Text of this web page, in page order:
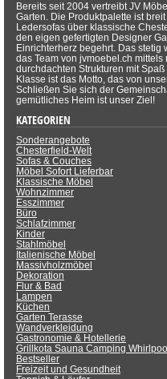
Bereits seit 2004 vertreibt JV
Garten. Die Produktpalette ist
Ledersofas über klassische
den eigen gefertigten Designer
Einrichterherz begehrt. Das
das Team von jvmoebel.ch
durchdachten Strukturen mit
Klasse ist das Motto, das von
Schließen Sie sich der
gemütliches Heim ist unser Ziel!
KATEGORIEN
Sonderangebote
Chesterfield-Welt
Sofas & Couches
Möbel Sofort Lieferbar
Klassische Möbel
Wohnzimmer
Esszimmer
Büro
Schlafzimmer
Kinder
Stahlmöbel
Italienische Möbel
Massivholzmöbel
Dekoration
Flur & Bad
Lampen
Küchen
Garten Terasse
Wandverkleidung
Gastronomie & Hotellerie
Grillkota Sauna Camping Whirlpool
Bestseller
Freizeit und Gesundheit